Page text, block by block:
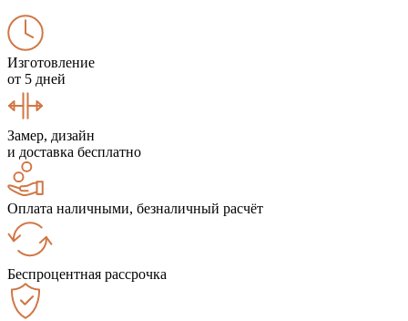
Изготовление
от 5 дней
Замер, дизайн
и доставка бесплатно
Оплата наличными, безналичный расчёт
Беспроцентная рассрочка